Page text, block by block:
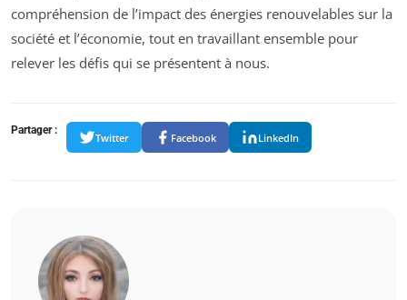
compréhension de l’impact des énergies renouvelables sur la
société et l’économie, tout en travaillant ensemble pour
relever les défis qui se présentent à nous.
Partager :
Twitter Facebook LinkedIn